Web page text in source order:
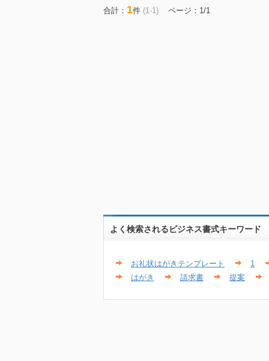
合計： 1件 (1-1) ページ：1/1
よく検索されるビジネス書式キーワード
お礼状はがきテンプレート
1
はがき
請求書 提案